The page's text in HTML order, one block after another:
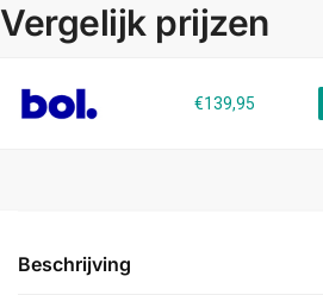
Vergelijk prijzen
€139,95
Beschrijving